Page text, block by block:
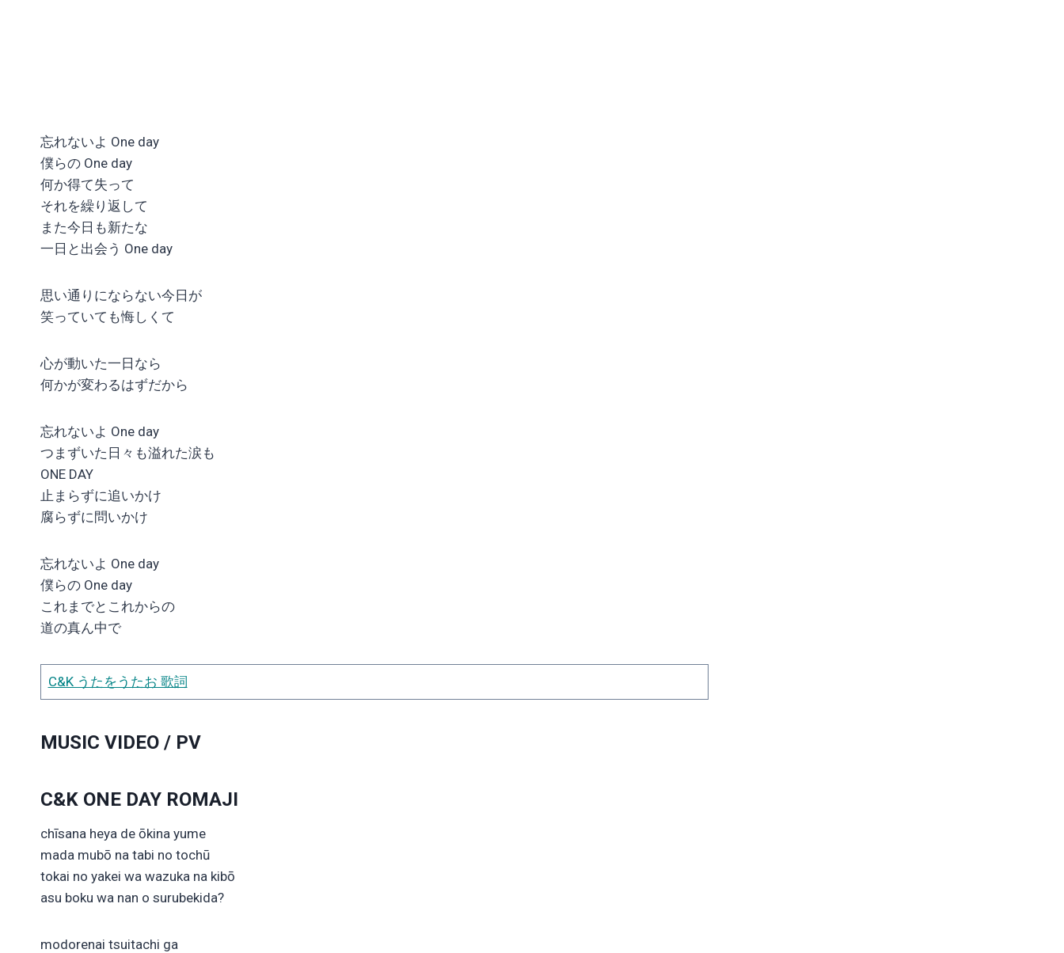
忘れないよ One day
僕らの One day
何か得て失って
それを繰り返して
また今日も新たな
一日と出会う One day
思い通りにならない今日が
笑っていても悔しくて
心が動いた一日なら
何かが変わるはずだから
忘れないよ One day
つまずいた日々も溢れた涙も
ONE DAY
止まらずに追いかけ
腐らずに問いかけ
忘れないよ One day
僕らの One day
これまでとこれからの
道の真ん中で
C&K うたをうたお 歌詞
MUSIC VIDEO / PV
C&K ONE DAY ROMAJI
chīsana heya de ōkina yume
mada mubō na tabi no tochū
tokai no yakei wa wazuka na kibō
asu boku wa nan o surubekida?
modorenai tsuitachi ga